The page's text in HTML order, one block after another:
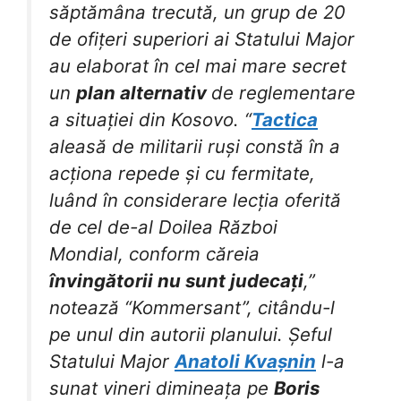
săptămâna trecută, un grup de 20
de ofițeri superiori ai Statului Major
au elaborat în cel mai mare secret
un plan alternativ de reglementare
a situației din Kosovo. “Tactica
aleasă de militarii ruși constă în a
acționa repede și cu fermitate,
luând în considerare lecția oferită
de cel de-al Doilea Război
Mondial, conform căreia
învingătorii nu sunt judecați,”
notează “Kommersant”, citându-l
pe unul din autorii planului. Șeful
Statului MajorAnatoli Kvașnin l-a
sunat vineri dimineața pe Boris